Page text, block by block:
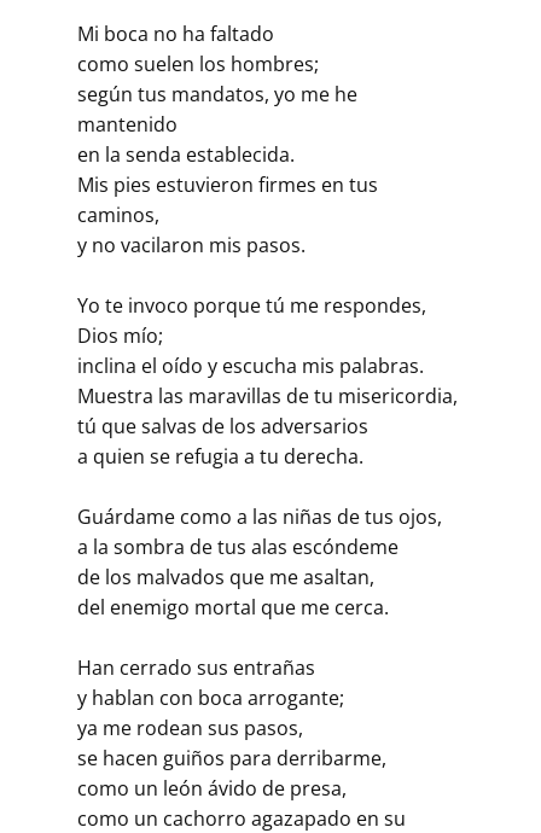
Mi boca no ha faltado
como suelen los hombres;
según tus mandatos, yo me he
mantenido
en la senda establecida.
Mis pies estuvieron firmes en tus
caminos,
y no vacilaron mis pasos.
Yo te invoco porque tú me respondes,
Dios mío;
inclina el oído y escucha mis palabras.
Muestra las maravillas de tu misericordia,
tú que salvas de los adversarios
a quien se refugia a tu derecha.
Guárdame como a las niñas de tus ojos,
a la sombra de tus alas escóndeme
de los malvados que me asaltan,
del enemigo mortal que me cerca.
Han cerrado sus entrañas
y hablan con boca arrogante;
ya me rodean sus pasos,
se hacen guiños para derribarme,
como un león ávido de presa,
como un cachorro agazapado en su